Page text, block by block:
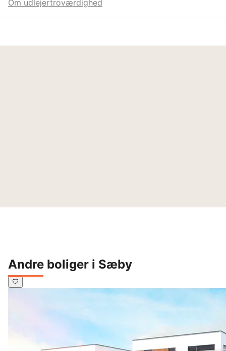
Om udlejertroværdighed
Andre boliger i Sæby